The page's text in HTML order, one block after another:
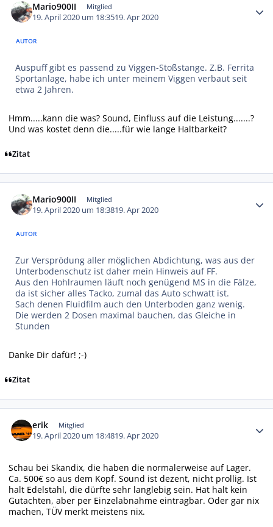
Mario900II Mitglied
19. April 2020 um 18:3519. Apr 2020
AUTOR
Auspuff gibt es passend zu Viggen-Stoßstange. Z.B. Ferrita
Sportanlage, habe ich unter meinem Viggen verbaut seit
etwa 2 Jahren.
Hmm.....kann die was? Sound, Einfluss auf die Leistung.......?
Und was kostet denn die.....für wie lange Haltbarkeit?
Zitat
Mario900II Mitglied
19. April 2020 um 18:3819. Apr 2020
AUTOR
Zur Versprödung aller möglichen Abdichtung, was aus der
Unterbodenschutz ist daher mein Hinweis auf FF.
Aus den Hohlraumen läuft noch genügend MS in die Fälze,
da ist sicher alles Tacko, zumal das Auto schwatt ist.
Sach denen Fluidfilm auch den Unterboden ganz wenig.
Die werden 2 Dosen maximal bauchen, das Gleiche in
Stunden
Danke Dir dafür! ;-)
Zitat
erik Mitglied
19. April 2020 um 18:4819. Apr 2020
Schau bei Skandix, die haben die normalerweise auf Lager.
Ca. 500€ so aus dem Kopf. Sound ist dezent, nicht prollig. Ist
halt Edelstahl, die dürfte sehr langlebig sein. Hat halt kein
Gutachten, aber per Einzelabnahme eintragbar. Oder gar nix
machen, TÜV merkt meistens nix.